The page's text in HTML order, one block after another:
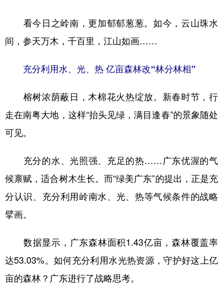
广东 广西 海南 重庆
四川 贵州 云南 西藏
陕西 甘肃 青海 宁夏
多语种频道
English Español Français عربى
Deutsch Português
看今日之岭南，更加郁郁葱葱。如今，云山珠水
间，参天万木，千百里，江山如画……
充分利用水、光、热 亿亩森林改“林分林相”
榕树浓荫蔽日，木棉花火热绽放。新春时节，行
走在南粤大地，这样“抬头见绿，满目逢春”的景象随处
可见。
充分的水、光照强、充足的热……广东优渥的气
候禀赋，适合树木生长。而“绿美广东”的提出，正是充
分认识、充分利用岭南水、光、热等气候条件的战略
擘画。
数据显示，广东森林面积1.43亿亩，森林覆盖率
达53.03%。如何充分利用水光热资源，守护好这上亿
亩的森林？广东进行了战略思考。